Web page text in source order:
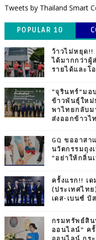
Tweets by Thailand Smart
POPULAR 10
ว้าวไม่หยุด!!
ได้มากกว่าผู้
รายได้และโ
“จุรินทร์”มอ
ข้าวพันธุ์ใหม่
พาไทยกลับม
ส่งออกข้าวไ
GQ ขออาส
นวัตกรรมถุง
“อย่าให้กลิ่น
ครั้งแรก!! เ
(ประเทศไท
เดส-เบนซ์ บั
กรมทรัพย์สิ
ออนไลน์” ค